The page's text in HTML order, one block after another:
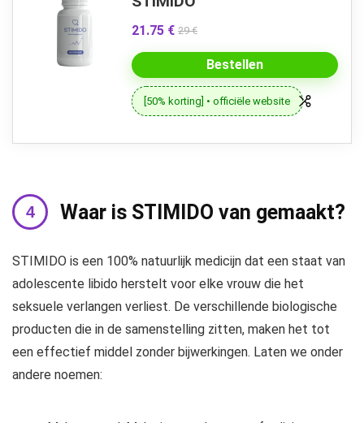
21.75 € 29 €
Bestellen
[50% korting] • officiële website
Waar is STIMIDO van gemaakt?
STIMIDO is een 100% natuurlijk medicijn dat een staat van
adolescente libido herstelt voor elke vrouw die het
seksuele verlangen verliest. De verschillende biologische
producten die in de samenstelling zitten, maken het tot
een effectief middel zonder bijwerkingen. Laten we onder
andere noemen: